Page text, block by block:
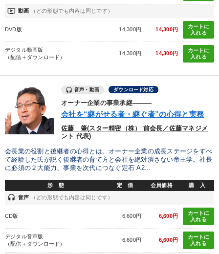
ondemand_video 動画 （どの形態でも内容は同じです）
DVD版 14,300円 14,300円
カートに
入れる
デジタル動画版
（配信＋ダウンロード）
14,300円 14,300円
カートに
入れる
音声・動画 ダウンロード対応
オーナー企業の事業承継―――
会社を“継がせる者・継ぐ者”の心得と実務
佐藤 肇(スター精密（株） 前会長／佐藤マネジメ
ント 代表)
会長業の役割と後継者の心得とは。オーナー企業の成長ステージをすべ
て経験した氏が説く後継者の育て方と会社を絶対潰さない帝王学。社長
に必須の２大能力、事業を次代につなぐ定石 A2...
形 態 定 価 会員価格 購 入
headset 音声 （どの形態でも内容は同じです）
CD版 6,600円 6,600円
カートに
入れる
デジタル音声版
（配信＋ダウンロード）
6,600円 6,600円
カートに
入れる